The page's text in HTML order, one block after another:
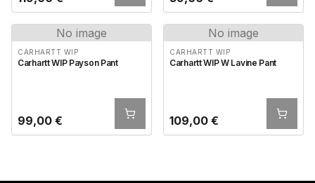
No image
CARHARTT WIP
Carhartt WIP Payson Pant
99,00 €
No image
CARHARTT WIP
Carhartt WIP W Lavine Pant
109,00 €